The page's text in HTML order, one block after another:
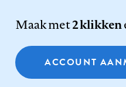
Maak met2 klikken
ACCOUNT